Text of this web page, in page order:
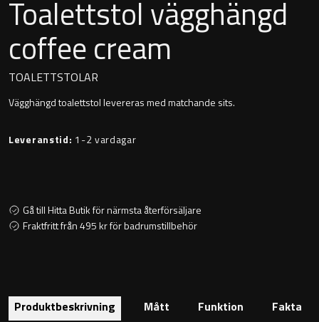
Underlimmat handfat
Handfat med piedestal
Blandare
Tvättställsblandare
Vägghängd toalettstol
Stockholm
Toalettstol vägghängd
coffee cream
TOALETTSTOLAR
Vägghängd toalettstol levereras med matchande sits.
Leveranstid: 1-2 vardagar
Gå till Hitta Butik för närmsta återförsäljare
Fraktfritt från 495 kr för badrumstillbehör
Produktbeskrivning Mått Funktion Fakta